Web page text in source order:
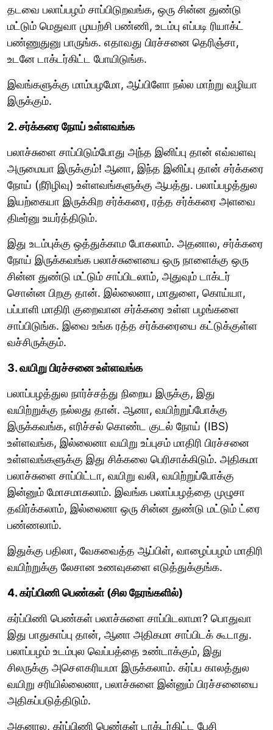
தடவை பலாப்பழம் சாப்பிடுறவங்க, ஒரு சின்ன துண்டு
மட்டும் மெதுவா முயற்சி பண்ணி, உடம்பு எப்படி ரியாக்ட்
பண்ணுதுனு பாருங்க. எதாவது பிரச்சனை தெரிஞ்சா,
உடனே டாக்டர்கிட்ட போயிடுங்க.
இவங்களுக்கு மாம்பழமோ, ஆப்பிளோ நல்ல மாற்று வழியா
இருக்கும்.
2. சர்க்கரை நோய் உள்ளவங்க
பலாச்சுளை சாப்பிடும்போது அந்த இனிப்பு தான் எவ்வளவு
அருமையா இருக்கும்! ஆனா, இந்த இனிப்பு தான் சர்க்கரை
நோய் (நீரிழிவு) உள்ளவங்களுக்கு ஆபத்து. பலாப்பழத்துல
இயற்கையா இருக்கிற சர்க்கரை, ரத்த சர்க்கரை அளவை
திடீர்னு உயர்த்திடும்.
இது உடம்புக்கு ஒத்துக்காம போகலாம். அதனால, சர்க்கரை
நோய் இருக்கவங்க பலாச்சுளையை ஒரு நாளைக்கு ஒரு
சின்ன துண்டு மட்டும் சாப்பிடலாம், அதுவும் டாக்டர்
சொன்ன பிறகு தான். இல்லைனா, மாதுளை, கொய்யா,
பப்பாளி மாதிரி குறைவான சர்க்கரை உள்ள பழங்களை
சாப்பிடுங்க. இவை உங்க ரத்த சர்க்கரையை கட்டுக்குள்ள
வச்சிருக்கும்.
3. வயிறு பிரச்சனை உள்ளவங்க
பலாப்பழத்துல நார்ச்சத்து நிறைய இருக்கு, இது
வயிற்றுக்கு நல்லது தான். ஆனா, வயிற்றுப்போக்கு
இருக்கவங்க, எரிச்சல் கொண்ட குடல் நோய் (IBS)
உள்ளவங்க, இல்லைனா வயிறு உப்புசம் மாதிரி பிரச்சனை
உள்ளவங்களுக்கு இது சிக்கலை பெரிசாக்கிடும். அதிகமா
பலாச்சுளை சாப்பிட்டா, வயிறு வலி, வயிற்றுப்போக்கு
இன்னும் மோசமாகலாம். இவங்க பலாப்பழத்தை முழுசா
தவிர்க்கலாம், இல்லைனா ஒரு சின்ன துண்டு மட்டும் ட்ரை
பண்ணலாம்.
இதுக்கு பதிலா, வேகவைத்த ஆப்பிள், வாழைப்பழம் மாதிரி
வயிற்றுக்கு லேசான உணவுகளை எடுத்துக்குங்க.
4. கர்ப்பிணி பெண்கள் (சில நேரங்களில்)
கர்ப்பிணி பெண்கள் பலாச்சுளை சாப்பிடலாமா? பொதுவா
இது பாதுகாப்பு தான், ஆனா அதிகமா சாப்பிடக் கூடாது.
பலாப்பழம் உடம்புல வெப்பத்தை உண்டாக்கும், இது
சிலருக்கு அசௌகரியமா இருக்கலாம். கர்ப்ப காலத்துல
வயிறு சரியில்லைனா, பலாச்சுளை இன்னும் பிரச்சனையை
அதிகப்படுத்திடும்.
அதனால, கர்ப்பிணி பெண்கள் டாக்டர்கிட்ட பேசி